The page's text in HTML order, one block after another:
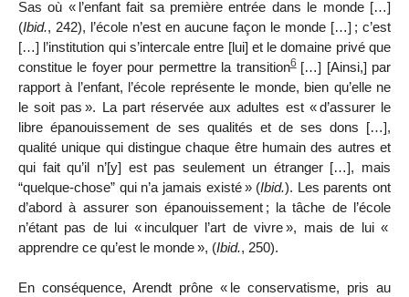
Sas où «l’enfant fait sa première entrée dans le monde […]
(Ibid., 242), l’école n’est en aucune façon le monde […] ; c’est
[…] l’institution qui s’intercale entre [lui] et le domaine privé que
constitue le foyer pour permettre la transition6 […] [Ainsi,] par
rapport à l’enfant, l’école représente le monde, bien qu’elle ne
le soit pas ». La part réservée aux adultes est «d’assurer le
libre épanouissement de ses qualités et de ses dons […],
qualité unique qui distingue chaque être humain des autres et
qui fait qu’il n’[y] est pas seulement un étranger […], mais
“quelque-chose” qui n’a jamais existé» (Ibid.). Les parents ont
d’abord à assurer son épanouissement; la tâche de l’école
n’étant pas de lui «inculquer l’art de vivre», mais de lui «
apprendre ce qu’est le monde», (Ibid., 250).
En conséquence, Arendt prône « le conservatisme, pris au